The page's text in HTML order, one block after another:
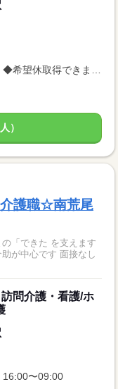
希望シフト制（最大週4日休み可能） ◆希望休取得できます♪
）
護職☆南荒尾
「できた を支えます
が中心です 面接なし
問介護・看護/ホ
16:00〜09:00